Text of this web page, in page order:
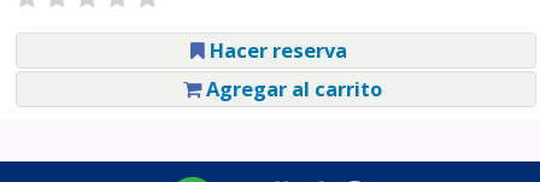
Hacer reserva
Agregar al carrito